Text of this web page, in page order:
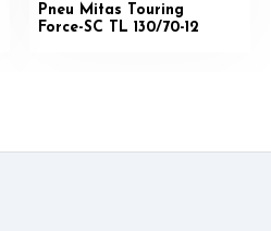
Pneu Mitas Touring
Force-SC TL 130/70-12